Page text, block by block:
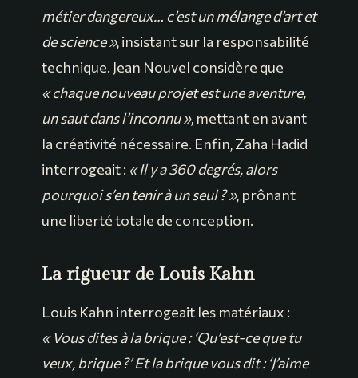
métier dangereux… c’est un mélange d’art et
de science », insistant sur la responsabilité
technique. Jean Nouvel considère que
« chaque nouveau projet est une aventure,
un saut dans l’inconnu », mettant en avant
la créativité nécessaire. Enfin, Zaha Hadid
interrogeait : « Il y a 360 degrés, alors
pourquoi s’en tenir à un seul ? », prônant
une liberté totale de conception.
La rigueur de Louis Kahn
Louis Kahn interrogeait les matériaux :
« Vous dites à la brique : ‘Qu’est-ce que tu
veux, brique ?’ Et la brique vous dit : ‘J’aime